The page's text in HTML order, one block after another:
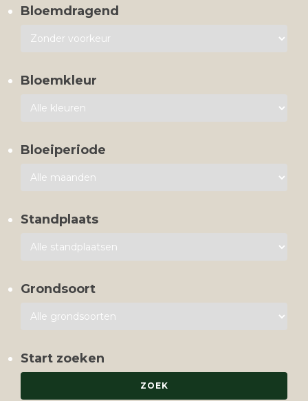
Bloemdragend
Bloemkleur
Bloeiperiode
Standplaats
Grondsoort
Start zoeken